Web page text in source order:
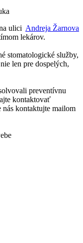
ulici Andreja Žarnova
lekárov.
stomatologické služby,
len pre dospelých,
preventívnu
kontaktovať
kontaktujte mailom